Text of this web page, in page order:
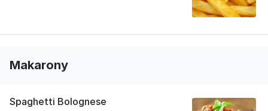
Makarony
Spaghetti Bolognese